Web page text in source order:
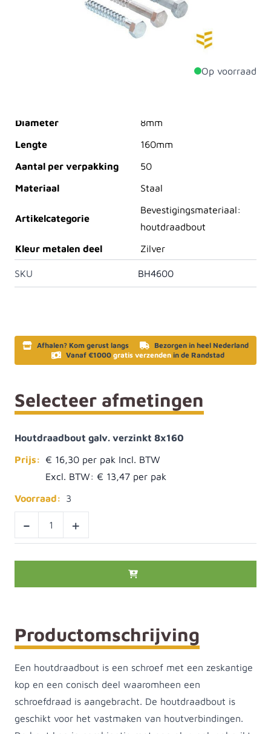
geschikt voor het vastmaken van houtverbindingen.
De bout kan in combinatie met een plug ook gebruikt
Op voorraad
Diameter
8mm
Lengte
160mm
Aantal per verpakking
50
Materiaal
Staal
Artikelcategorie
Bevestigingsmateriaal:
houtdraadbout
Kleur metalen deel
Zilver
SKU BH4600
Afhalen? Kom gerust langs
Bezorgen in heel Nederland
Vanaf €1000 gratis verzenden in de Randstad
Selecteer afmetingen
Houtdraadbout galv. verzinkt 8x160
Prijs: € 16,30
Excl. BTW: € 13,47
Voorraad:
3
- +
Productomschrijving
Een houtdraadbout is een schroef met een zeskantige
kop en een conisch deel waaromheen een
schroefdraad is aangebracht. De houtdraadbout is
geschikt voor het vastmaken van houtverbindingen.